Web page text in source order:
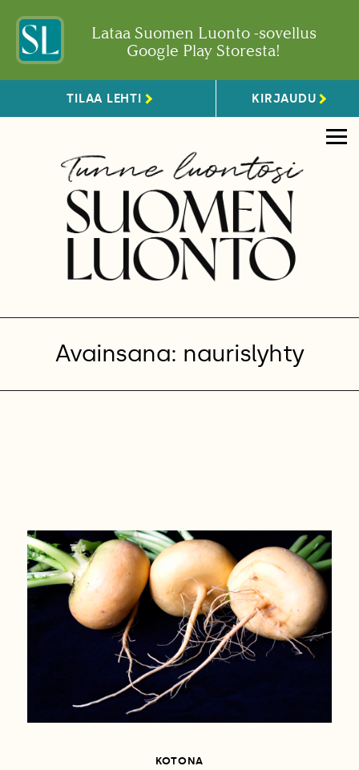
Lataa Suomen Luonto -sovellus
Google Play Storesta!
TILAA LEHTI KIRJAUDU
Avainsana: naurislyhty
KOTONA